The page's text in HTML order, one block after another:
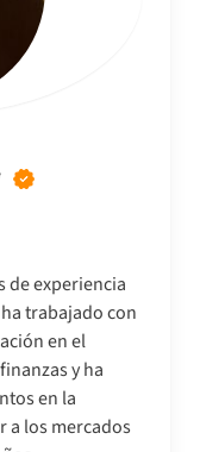
de experiencia
trabajado con
en el
y ha
en la
a los mercados